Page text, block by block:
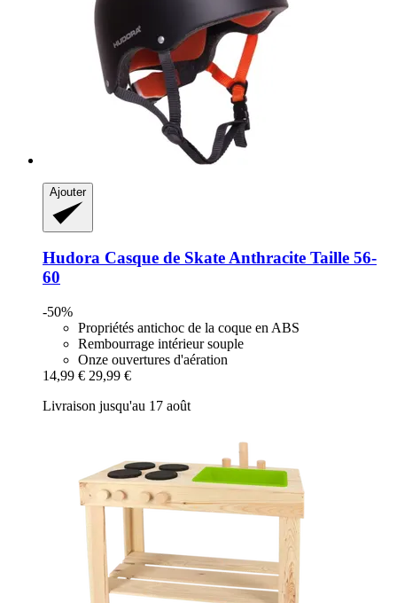
Ajouter
Hudora Casque de Skate Anthracite Taille 56-​
60
-50%
Propriétés antichoc de la coque en ABS
Rembourrage intérieur souple
Onze ouvertures d'aération
14,99 € 29,99 €
Livraison jusqu'au 17 août